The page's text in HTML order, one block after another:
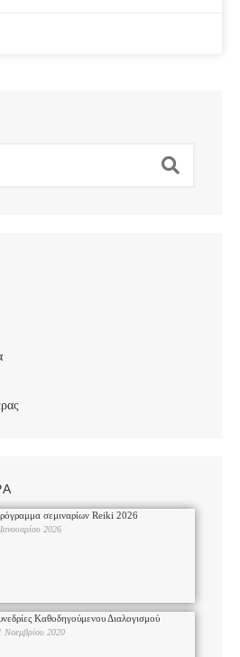
σεμιναρίων Reiki 2026
2026
Καθοδηγούμενου Διαλογισμού
Νοεμβρίου 2020